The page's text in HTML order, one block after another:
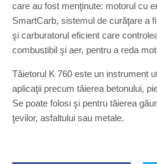
care au fost menţinute: motorul cu
SmartCarb, sistemul de curăţare a
şi carburatorul eficient care
combustibil şi aer, pentru a reda
Tăietorul K 760 este un instrument
aplicaţii precum tăierea betonului,
Se poate folosi şi pentru tăierea
ţevilor, asfaltului sau metale.